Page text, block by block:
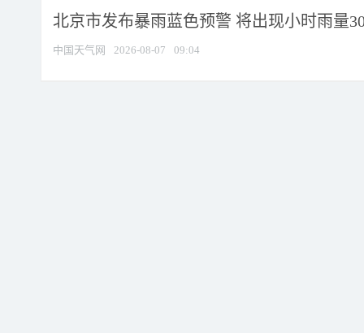
北京市发布暴雨蓝色预警 将出现小时雨量
中国天气网 2026-08-07 09:04